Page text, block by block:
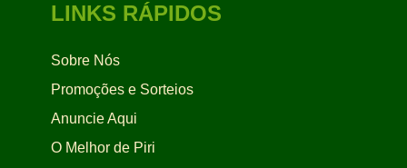
LINKS RÁPIDOS
Sobre Nós
Promoções e Sorteios
Anuncie Aqui
O Melhor de Piri